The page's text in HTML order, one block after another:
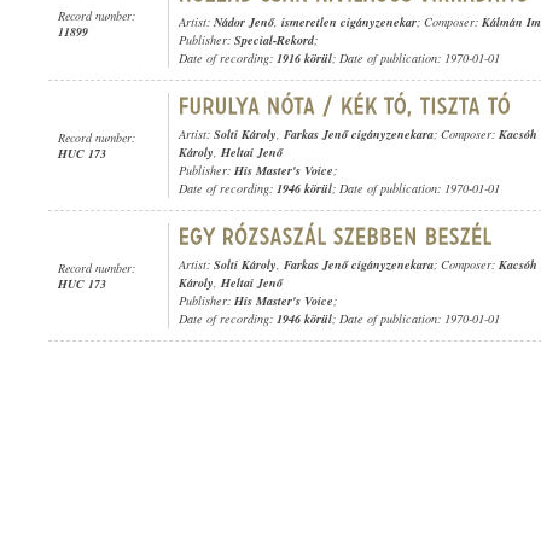
Record number:
11899
Artist: Nádor Jenő, ismeretlen cigányzenekar; Composer: Kálmán
Publisher: Special-Rekord;
Date of recording: 1916 körül; Date of publication: 1970-01-01
Record number:
HUC 173
Artist: Solti Károly, Farkas Jenő cigányzenekara; Composer: Kacsóh
Károly, Heltai Jenő
Publisher: His Master's Voice;
Date of recording: 1946 körül; Date of publication: 1970-01-01
Record number:
HUC 173
Artist: Solti Károly, Farkas Jenő cigányzenekara; Composer: Kacsóh
Károly, Heltai Jenő
Publisher: His Master's Voice;
Date of recording: 1946 körül; Date of publication: 1970-01-01